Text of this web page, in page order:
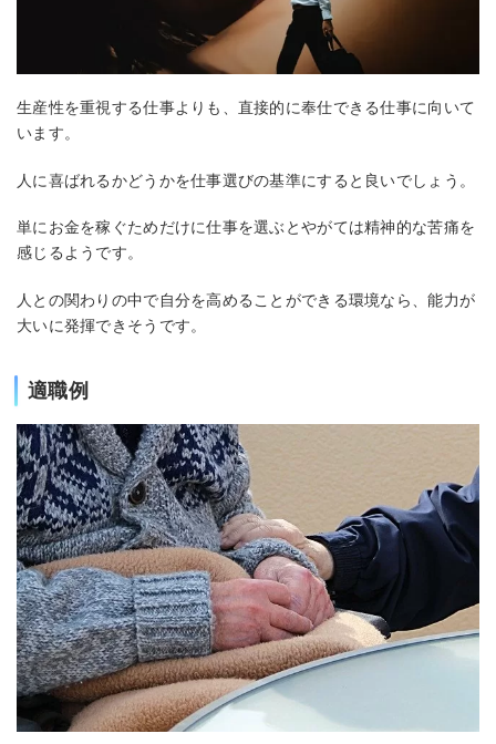
生産性を重視する仕事よりも、直接的に奉仕できる仕事に向いて
います。
人に喜ばれるかどうかを仕事選びの基準にすると良いでしょう。
単にお金を稼ぐためだけに仕事を選ぶとやがては精神的な苦痛を
感じるようです。
人との関わりの中で自分を高めることができる環境なら、能力が
大いに発揮できそうです。
適職例